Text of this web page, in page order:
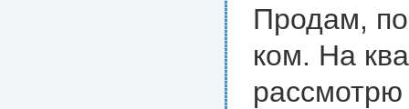
Продам,
ком. На